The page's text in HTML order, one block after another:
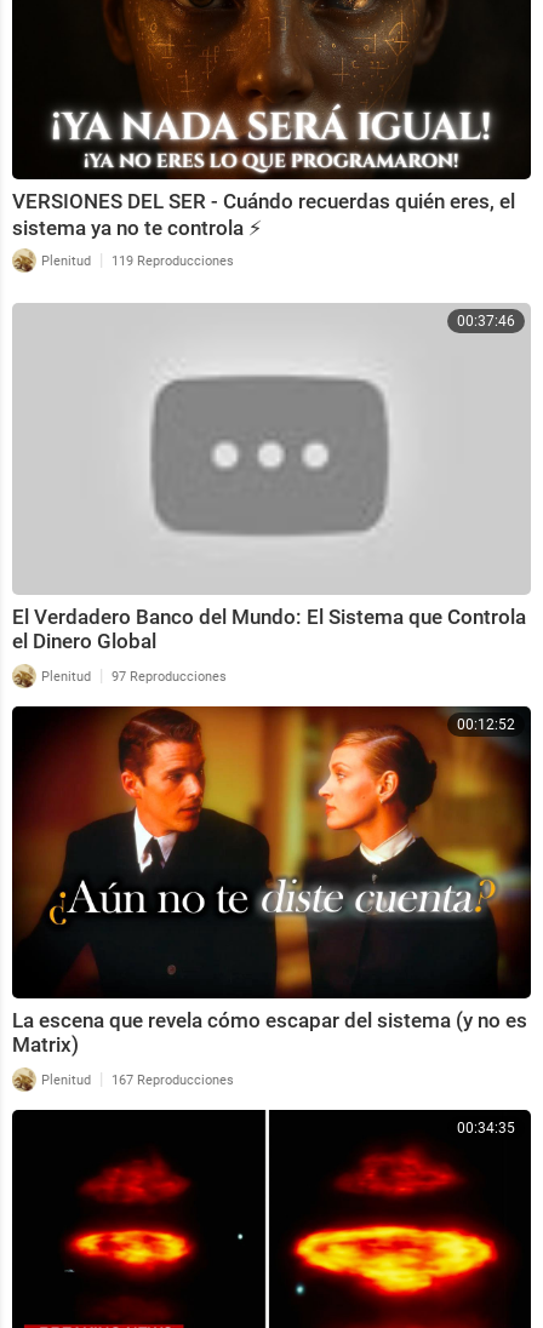
VERSIONES DEL SER - Cuándo recuerdas quién eres, el
sistema ya no te controla ⚡️
Plenitud | 119 Reproducciones
00:37:46
El Verdadero Banco del Mundo: El Sistema que Controla
el Dinero Global
Plenitud | 97 Reproducciones
00:12:52
La escena que revela cómo escapar del sistema (y no es
Matrix)
Plenitud | 167 Reproducciones
00:34:35